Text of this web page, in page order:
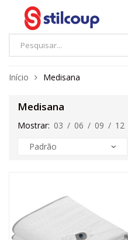
Início Medisana
Medisana
Mostrar: 03 / 06 / 09 / 12